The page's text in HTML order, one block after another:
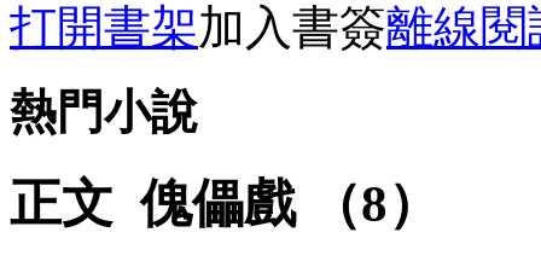
打開書架加入書簽離線閱
熱門小說
正文 傀儡戲 （8）